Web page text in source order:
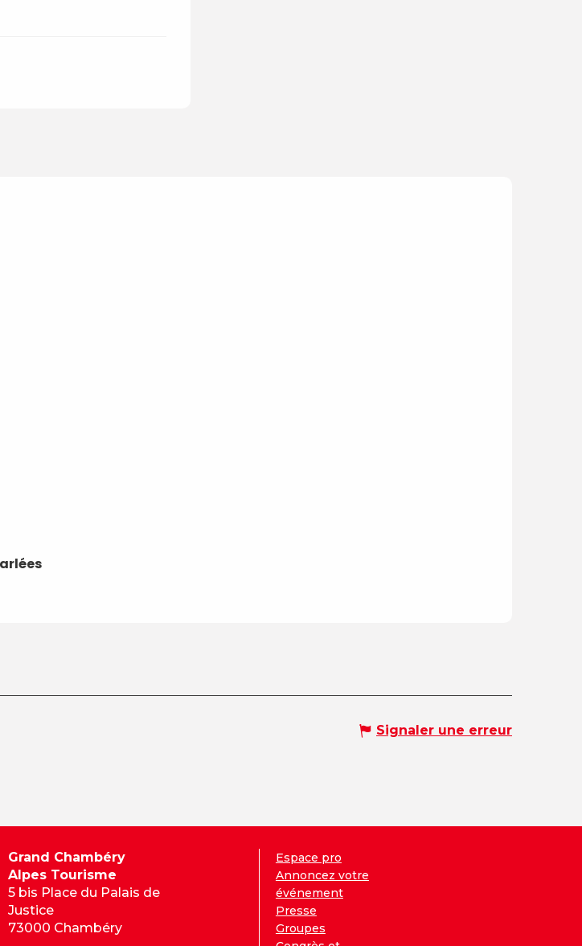
Signaler une erreur
Grand Chambéry
Alpes Tourisme
5 bis Place du Palais de
Justice
73000 Chambéry
Espace pro
Annoncez votre
événement
Presse
Groupes